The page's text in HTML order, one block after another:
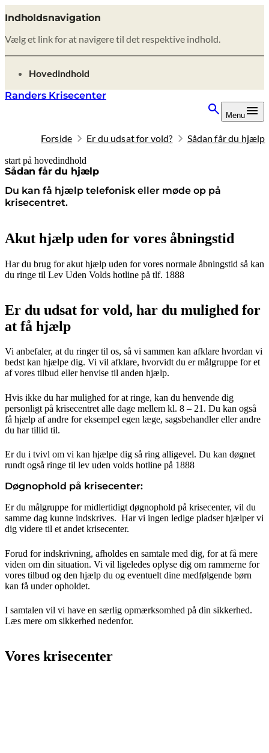
Indholdsnavigation
Vælg et link for at navigere til det respektive indhold.
gå til
Hovedindhold
Randers Krisecenter
Menu
Forside Er du udsat for vold? Sådan får du hjælp
start på hovedindhold
Sådan får du hjælp
Du kan få hjælp telefonisk eller møde op på
krisecentret.
senest opdateret 10. februar 2026
Akut hjælp uden for vores åbningstid
Har du brug for akut hjælp uden for vores normale åbningstid så kan
du ringe til Lev Uden Volds hotline på tlf. 1888
Er du udsat for vold, har du mulighed for
at få hjælp
Vi anbefaler, at du ringer til os, så vi sammen kan afklare hvordan vi
bedst kan hjælpe dig. Vi vil afklare, hvorvidt du er målgruppe for et
af vores tilbud eller henvise til anden hjælp.
Hvis ikke du har mulighed for at ringe, kan du henvende dig
personligt på krisecentret alle dage mellem kl. 8 – 21. Du kan også
få hjælp af andre for eksempel egen læge, sagsbehandler eller andre
du har tillid til.
Er du i tvivl om vi kan hjælpe dig så ring alligevel. Du kan døgnet
rundt også ringe til lev uden volds hotline på 1888
Døgnophold på krisecenter:
Er du målgruppe for midlertidigt døgnophold på krisecenter, vil du
samme dag kunne indskrives. Har vi ingen ledige pladser hjælper vi
dig videre til et andet krisecenter.
Forud for indskrivning, afholdes en samtale med dig, for at få mere
viden om din situation. Vi vil ligeledes oplyse dig om rammerne for
vores tilbud og den hjælp du og eventuelt dine medfølgende børn
kan få under opholdet.
I samtalen vil vi have en særlig opmærksomhed på din sikkerhed.
Læs mere om sikkerhed nedenfor.
Vores krisecenter